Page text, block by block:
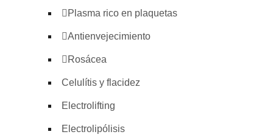
Plasma rico en plaquetas
Antienvejecimiento
Rosácea
Celulítis y flacidez
Electrolifting
Electrolipólisis